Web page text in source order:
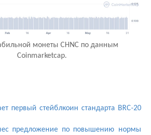
монеты CHNC по данным
Coinmarketcap.
первый стейблкоин стандарта BRC-20
предложение по повышению нормы